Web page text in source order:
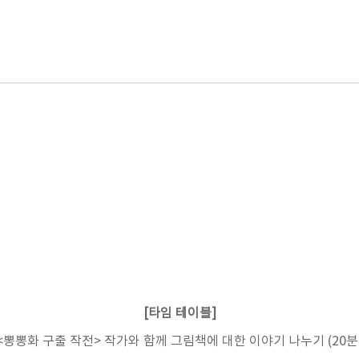
[타임 테이블]
뽕뽕화 구출 작전> 작가와 함께 그림책에 대한 이야기 나누기 (20